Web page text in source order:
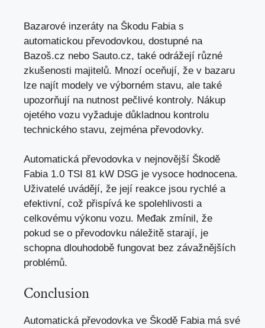
Bazarové inzeráty na Škodu Fabia s
automatickou převodovkou, dostupné na
Bazoš.cz nebo Sauto.cz, také odrážejí různé
zkušenosti majitelů. Mnozí oceňují, že v bazaru
lze najít modely ve výborném stavu, ale také
upozorňují na nutnost pečlivé kontroly. Nákup
ojetého vozu vyžaduje důkladnou kontrolu
technického stavu, zejména převodovky.
Automatická převodovka v nejnovější Škodě
Fabia 1.0 TSI 81 kW DSG je vysoce hodnocena.
Uživatelé uvádějí, že její reakce jsou rychlé a
efektivní, což přispívá ke spolehlivosti a
celkovému výkonu vozu. Međak zmínil, že
pokud se o převodovku náležitě starají, je
schopna dlouhodobě fungovat bez závažnějších
problémů.
Conclusion
Automatická převodovka ve Škodě Fabia má své